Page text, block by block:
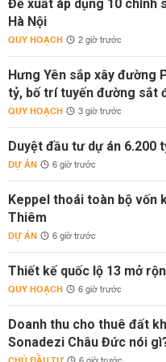
Đề xuất áp dụng 10 chính
Hà Nội
QUY HOẠCH 2 giờ trước
Hưng Yên sắp xây đường
tỷ, bố trí tuyến đường sắt
QUY HOẠCH 3 giờ trước
Duyệt đầu tư dự án 6.200
DỰ ÁN 6 giờ trước
Keppel thoái toàn bộ vốn
Thiêm
DỰ ÁN 6 giờ trước
Thiết kế quốc lộ 13 mở
QUY HOẠCH 6 giờ trước
Doanh thu cho thuê đất
Sonadezi Châu Đức nói